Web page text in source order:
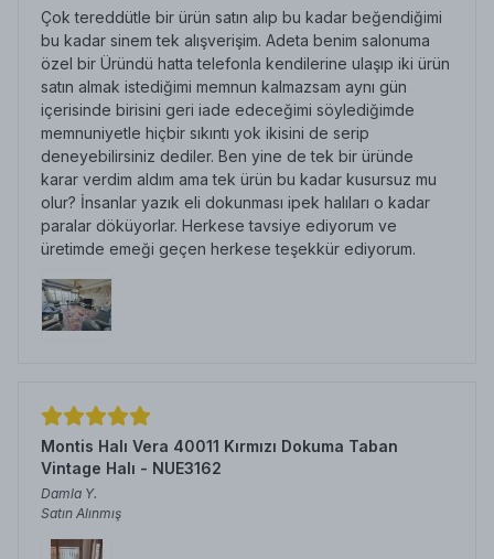
Çok tereddütle bir ürün satın alıp bu kadar beğendiğimi
bu kadar sinem tek alışverişim. Adeta benim salonuma
özel bir Üründü hatta telefonla kendilerine ulaşıp iki ürün
satın almak istediğimi memnun kalmazsam aynı gün
içerisinde birisini geri iade edeceğimi söylediğimde
memnuniyetle hiçbir sıkıntı yok ikisini de serip
deneyebilirsiniz dediler. Ben yine de tek bir üründe
karar verdim aldım ama tek ürün bu kadar kusursuz mu
olur? İnsanlar yazık eli dokunması ipek halıları o kadar
paralar döküyorlar. Herkese tavsiye ediyorum ve
üretimde emeği geçen herkese teşekkür ediyorum.
Montis Halı Vera 40011 Kırmızı Dokuma Taban
Vintage Halı - NUE3162
Damla Y.
Satın Alınmış